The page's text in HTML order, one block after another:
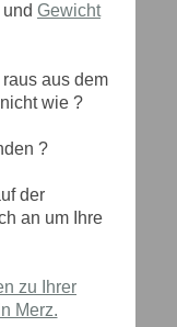
und Gewicht
aus dem
wie ?
?
der
an um Ihre
zu Ihrer
Merz.